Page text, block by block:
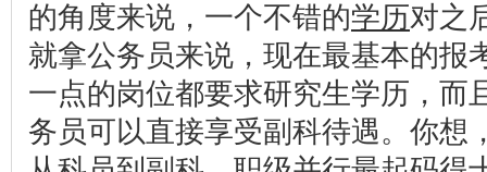
的角度来说，一个不错的学历对之
就拿公务员来说，现在最基本的报
一点的岗位都要求研究生学历，而
务员可以直接享受副科待遇。你想